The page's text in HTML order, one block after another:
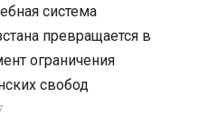
система
превращается в
ограничения
свобод